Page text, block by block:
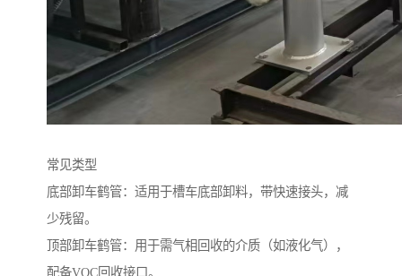
常见类型
底部卸车鹤管：适用于槽车底部卸料，带快速接头，减
少残留。
顶部卸车鹤管：用于需气相回收的介质（如液化气），
配备VOC回收接口。